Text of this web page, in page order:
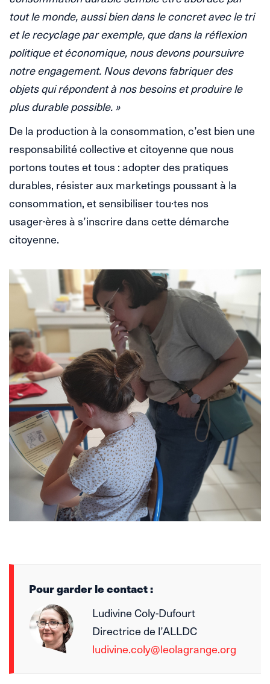
tout le monde, aussi bien dans le concret avec le tri
et le recyclage par exemple, que dans la réflexion
politique et économique, nous devons poursuivre
notre engagement. Nous devons fabriquer des
objets qui répondent à nos besoins et produire le
plus durable possible. »
De la production à la consommation, c’est bien une
responsabilité collective et citoyenne que nous
portons toutes et tous : adopter des pratiques
durables, résister aux marketings poussant à la
consommation, et sensibiliser tou·tes nos
usager·ères à s’inscrire dans cette démarche
citoyenne.
Pour garder le contact :
Ludivine Coly-Dufourt
Directrice de l’ALLDC
ludivine.coly@leolagrange.org